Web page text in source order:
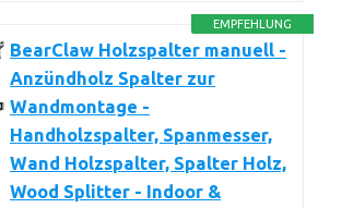
EMPFEHLUNG
BearClaw Holzspalter manuell -
Anzündholz Spalter zur
Wandmontage -
Handholzspalter, Spanmesser,
Wand Holzspalter, Spalter Holz,
Wood Splitter - Indoor &